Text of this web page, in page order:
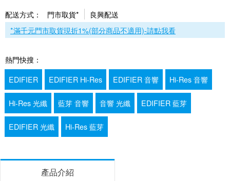
配送方式： 門市取貨*
良興配送
*滿千元門市取貨現折1%(部分商品不適用)-請點我看
熱門快搜：
EDIFIER
EDIFIER Hi-Res EDIFIER 音響 Hi-Res 音響
Hi-Res 光纖 藍芽 音響 音響 光纖 EDIFIER 藍芽
EDIFIER 光纖 Hi-Res 藍芽
產品介紹